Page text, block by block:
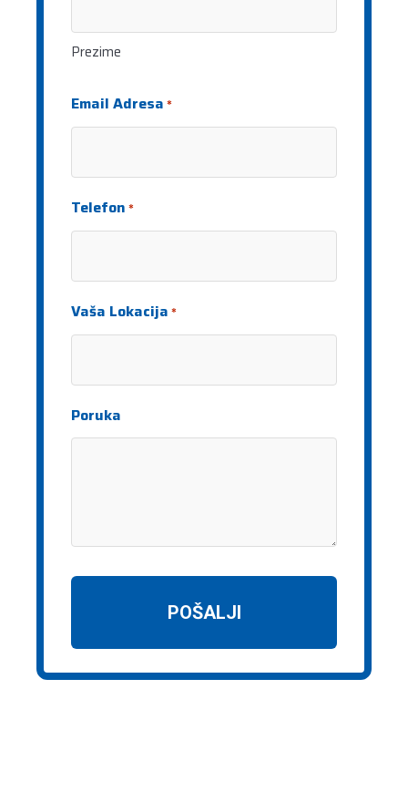
Prezime
Email Adresa *
Telefon *
Vaša Lokacija *
Poruka